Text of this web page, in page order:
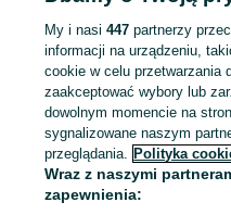
sprzedającym
Zaloguj się / Załóż konto
My i nasi447 partnerzy
informacji na urządzeniu,
cookie w celu przetwarzania
zaakceptować wybory lub
dowolnym momencie na
sygnalizowane naszym
przeglądania. Polityka
Wraz z naszymi
zapewnienia: